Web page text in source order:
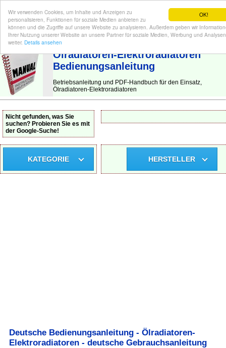
OK!
Wir verwenden Cookies, um Inhalte und Anzeigen zu
personalisieren, Funktionen für soziale Medien anbieten zu
können und die Zugriffe auf unsere Website zu analysieren. Außerdem geben wir
Ihrer Nutzung unserer Website an unsere Partner für soziale Medien, Werbung und Analysen
weiter. Details ansehen
BEDIENUNGSANLEITUNG | Hier finden Sie die deutsche Anleitung!
Ölradiatoren-Elektroradiatoren
Bedienungsanleitung
Betriebsanleitung und PDF-Handbuch für den Einsatz,
Ölradiatoren-Elektroradiatoren
Nicht gefunden, was Sie
suchen? Probieren Sie es mit
der Google-Suche!
KATEGORIE HERSTELLER
Deutsche Bedienungsanleitung - Ölradiatoren-
Elektroradiatoren - deutsche Gebrauchsanleitung